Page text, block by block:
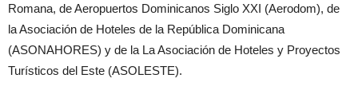
Romana, de Aeropuertos Dominicanos Siglo XXI (Aerodom), de
la Asociación de Hoteles de la República Dominicana
(ASONAHORES) y de la La Asociación de Hoteles y Proyectos
Turísticos del Este (ASOLESTE).